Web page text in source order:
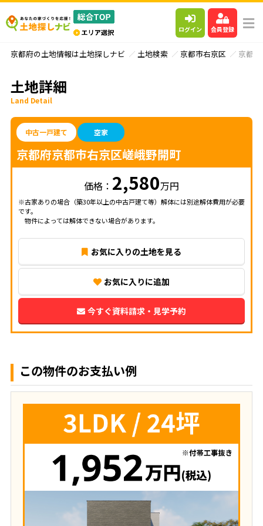
ログイン 会員登録
京都府の土地情報は土地探しナビ 土地検索 京都市右京区 京都
土地詳細
Land Detail
中古一戸建て 空家
京都府京都市右京区嵯峨野開町
価格： 2,580万円
※古家ありの場合（築30年以上の中古戸建て等）解体には別途解体費用が必要
です。
物件によっては解体できない場合があります。
お気に入りの土地を見る
お気に入りに追加
今すぐ資料請求・見学予約
この物件のお支払い例